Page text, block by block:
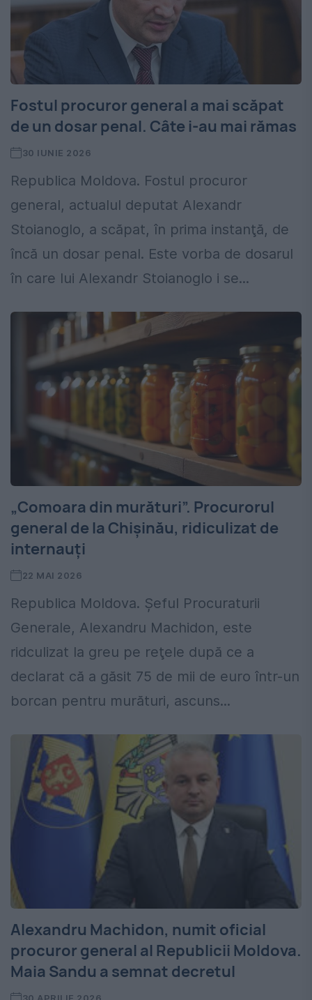
Fostul procuror general a mai scăpat
de un dosar penal. Câte i-au mai rămas
30 IUNIE 2026
Republica Moldova. Fostul procuror
general, actualul deputat Alexandr
Stoianoglo, a scăpat, în prima instanţă, de
încă un dosar penal. Este vorba de dosarul
în care lui Alexandr Stoianoglo i se...
„Comoara din murături”. Procurorul
general de la Chişinău, ridiculizat de
internauţi
22 MAI 2026
Republica Moldova. Şeful Procuraturii
Generale, Alexandru Machidon, este
ridculizat la greu pe reţele după ce a
declarat că a găsit 75 de mii de euro într-un
borcan pentru murături, ascuns...
Alexandru Machidon, numit oficial
procuror general al Republicii Moldova.
Maia Sandu a semnat decretul